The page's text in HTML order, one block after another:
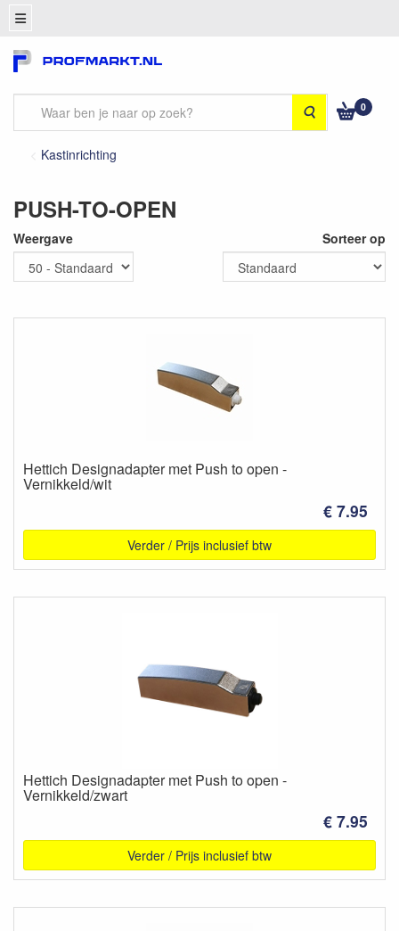
Zoeken 0
Kastinrichting
PUSH-TO-OPEN
Weergave Sorteer op
Hettich Designadapter met Push to open -
Vernikkeld/wit
€ 7.95
Verder / Prijs inclusief btw
Hettich Designadapter met Push to open -
Vernikkeld/zwart
€ 7.95
Verder / Prijs inclusief btw